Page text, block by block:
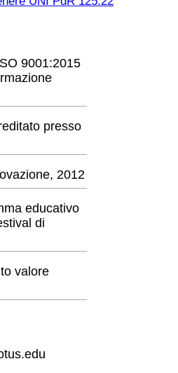
9001:2015
presso
2012
educativo
di
valore